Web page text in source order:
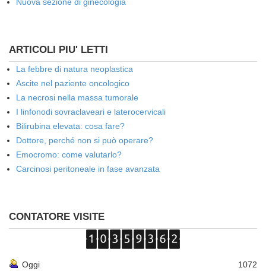
ARTICOLI PIU' LETTI
La febbre di natura neoplastica
Ascite nel paziente oncologico
La necrosi nella massa tumorale
I linfonodi sovraclaveari e laterocervicali
Bilirubina elevata: cosa fare?
Dottore, perché non si può operare?
Emocromo: come valutarlo?
Carcinosi peritoneale in fase avanzata
CONTATORE VISITE
Oggi
1072